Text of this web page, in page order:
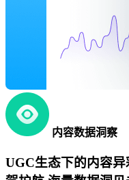
内容数据洞察
UGC生态下的内容